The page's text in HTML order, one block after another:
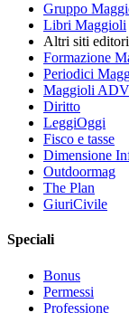
Gruppo
Libri Maggioli
Altri siti
Formazione
Periodici
Maggioli ADV
Diritto
LeggiOggi
Fisco e tasse
Dimensione
Outdoormag
The Plan
GiuriCivile
Speciali
Bonus
Permessi
Professione